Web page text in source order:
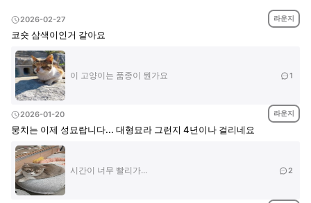
2026-02-27 라운지
코숏 삼색이인거 같아요
이 고양이는 품종이 뭔가요 1
2026-01-20 라운지
뭉치는 이제 성묘랍니다... 대형묘라 그런지 4년이나 걸리네요
시간이 너무 빨리가... 2